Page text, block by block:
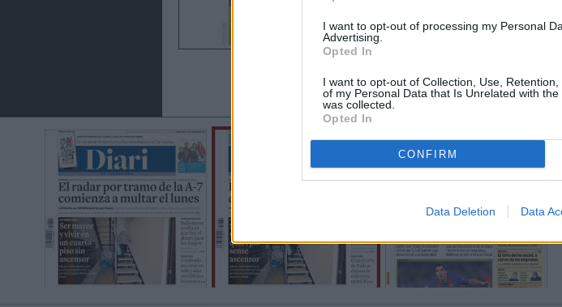
I want to opt-out of processing my Personal
Advertising.
Opted In
I want to opt-out of Collection, Use,
of my Personal Data that Is Unrelated with
was collected.
Opted In
CONFIRM
Data Deletion Data